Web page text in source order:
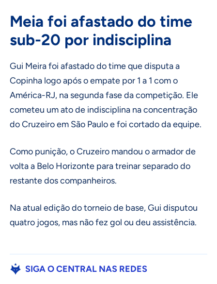
Meia foi afastado do time
sub-20 por indisciplina
Gui Meira foi afastado do time que disputa a
Copinha logo após o empate por 1 a 1 com o
América-RJ, na segunda fase da competição. Ele
cometeu um ato de indisciplina na concentração
do Cruzeiro em São Paulo e foi cortado da equipe.
Como punição, o Cruzeiro mandou o armador de
volta a Belo Horizonte para treinar separado do
restante dos companheiros.
Na atual edição do torneio de base, Gui disputou
quatro jogos, mas não fez gol ou deu assistência.
SIGA O CENTRAL NAS REDES